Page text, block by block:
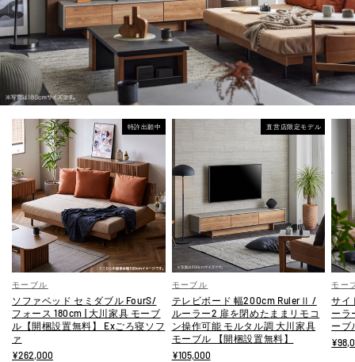
特許出願中
モーブル
ソファベッド セミダブル FourS/
フォース 180cm | 大川家具 モーブ
ル【開梱設置無料】 Exごろ寝ソフ
ァ
¥262,000
直営店限定モデル
モーブル
テレビボード 幅200cm RulerⅡ /
ルーラー2 扉を閉めたままリモコ
ン操作可能 モルタル調 大川家具
モーブル 【開梱設置無料】
¥105,000
モー
サイ
ーラ
ーブ